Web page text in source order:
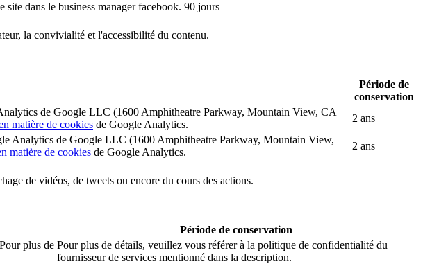
dans le business manager facebook. 90 jours
la convivialité et l'accessibilité du contenu.
Période de
conservation
de Google LLC (1600 Amphitheatre Parkway, Mountain View, CA
matière de cookies de Google Analytics.
2 ans
Analytics de Google LLC (1600 Amphitheatre Parkway, Mountain View,
matière de cookies de Google Analytics.
2 ans
de vidéos, de tweets ou encore du cours des actions.
Période de conservation
plus de Pour plus de détails, veuillez vous référer à la politique de confidentialité du
fournisseur de services mentionné dans la description.